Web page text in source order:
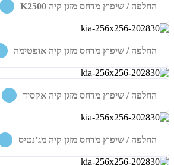
החלפה / שיפוץ מדחס מזגן קיה K2500
החלפה / שיפוץ מדחס מזגן קיה אופטימה
החלפה / שיפוץ מדחס מזגן קיה אקסיד
החלפה / שיפוץ מדחס מזגן קיה מג’נטיס